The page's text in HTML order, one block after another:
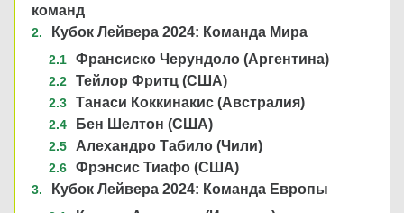
команд
Кубок Лейвера 2024: Команда Мира
Франсиско Черундоло (Аргентина)
Тейлор Фритц (США)
Танаси Коккинакис (Австралия)
Бен Шелтон (США)
Алехандро Табило (Чили)
Фрэнсис Тиафо (США)
Кубок Лейвера 2024: Команда Европы